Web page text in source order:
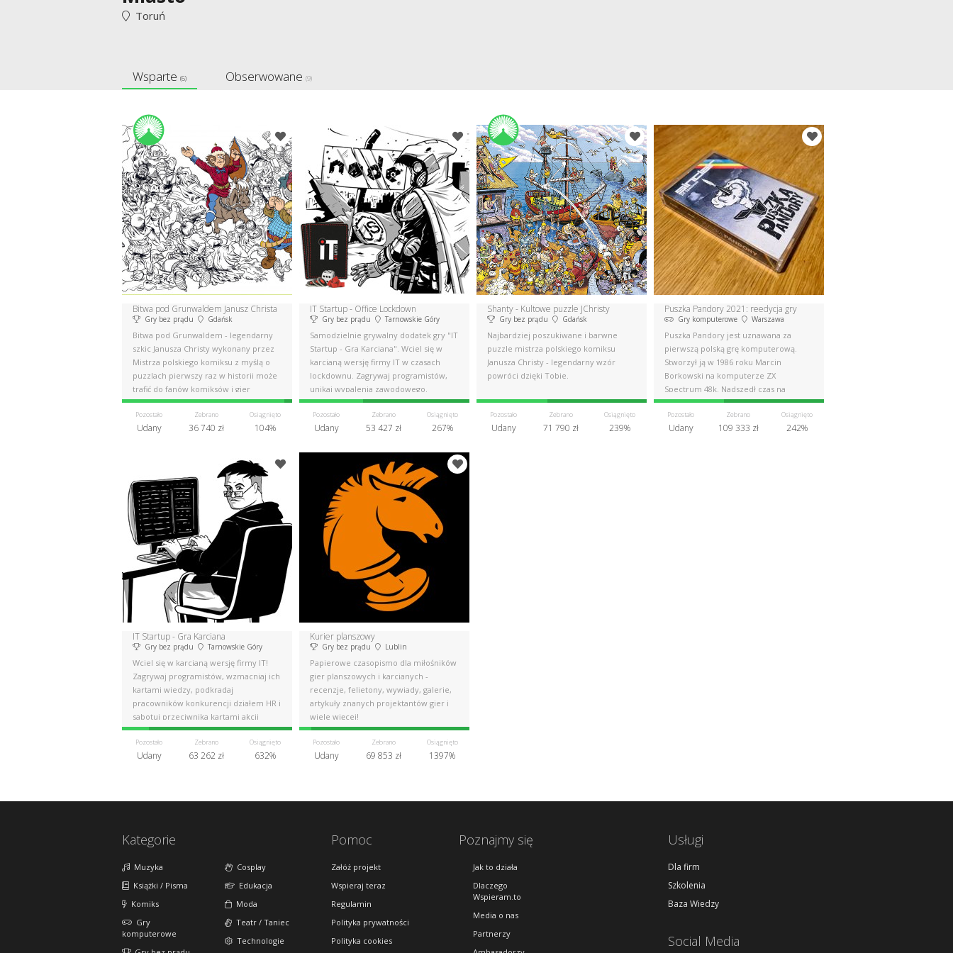
Toruń
Wsparte (6) Obserwowane (9)
Bitwa pod Grunwaldem Janusz Christa
Gry bez prądu Gdańsk
Bitwa pod Grunwaldem - legendarny
szkic Janusza Christy wykonany przez
Mistrza polskiego komiksu z myślą o
puzzlach pierwszy raz w historii może
trafić do fanów komiksów i gier
Pozostało
Udany
Zebrano
36 740 zł
Osiągnięto
104%
IT Startup - Office Lockdown
Gry bez prądu Tarnowskie Góry
Samodzielnie grywalny dodatek gry "IT
Startup - Gra Karciana". Wciel się w
karcianą wersję firmy IT w czasach
lockdownu. Zagrywaj programistów,
unikaj wypalenia zawodowego.
Pozostało
Udany
Zebrano
53 427 zł
Osiągnięto
267%
Shanty - Kultowe puzzle JChristy
Gry bez prądu Gdańsk
Najbardziej poszukiwane i barwne
puzzle mistrza polskiego komiksu
Janusza Christy - legendarny wzór
powróci dzięki Tobie.
Pozostało
Udany
Zebrano
71 790 zł
Osiągnięto
239%
Puszka Pandory 2021: reedycja gry
Gry komputerowe Warszawa
Puszka Pandory jest uznawana za
pierwszą polską grę komputerową.
Stworzył ją w 1986 roku Marcin
Borkowski na komputerze ZX
Spectrum 48k. Nadszedł czas na
wyjątkową reedycję!
Pozostało
Udany
Zebrano
109 333 zł
Osiągnięto
242%
IT Startup - Gra Karciana
Gry bez prądu Tarnowskie Góry
Wciel się w karcianą wersję firmy IT!
Zagrywaj programistów, wzmacniaj ich
kartami wiedzy, podkradaj
pracowników konkurencji działem HR i
sabotuj przeciwnika kartami akcji
Pozostało
Udany
Zebrano
63 262 zł
Osiągnięto
632%
Kurier planszowy
Gry bez prądu Lublin
Papierowe czasopismo dla miłośników
gier planszowych i karcianych -
recenzje, felietony, wywiady, galerie,
artykuły znanych projektantów gier i
wiele więcej!
Pozostało
Udany
Zebrano
69 853 zł
Osiągnięto
1397%
Kategorie
Muzyka
Książki / Pisma
Komiks
Gry
komputerowe
Cosplay
Edukacja
Moda
Teatr / Taniec
Technologie
Pomoc
Załóż projekt
Wspieraj teraz
Regulamin
Polityka prywatności
Polityka cookies
Poznajmy się
Jak to działa
Dlaczego
Wspieram.to
Media o nas
Partnerzy
Usługi
Dla firm
Szkolenia
Baza Wiedzy
Social Media